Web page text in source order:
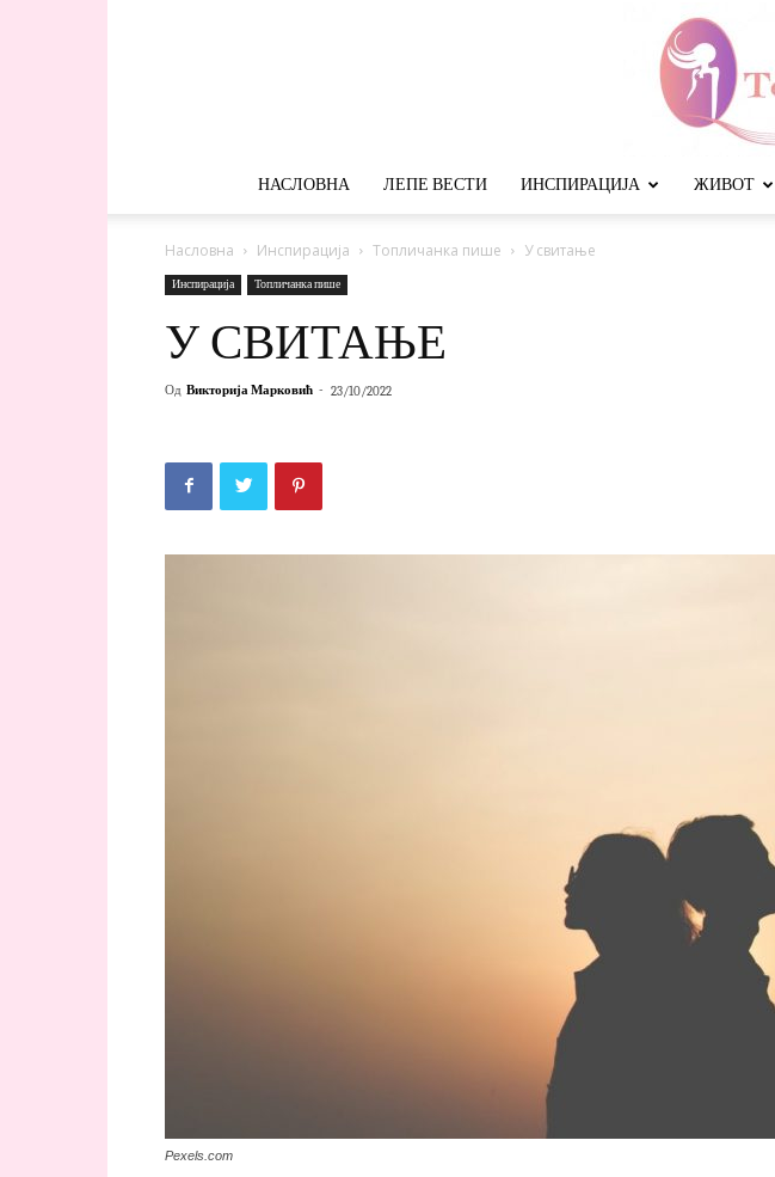
НАСЛОВНА ЛЕПЕ ВЕСТИ ИНСПИРАЦИЈА ЖИВОТ
Насловна Инспирација Топличанка пише У свитање
Инспирација Топличанка пише
У СВИТАЊЕ
Од Викторија Марковић - 23/10/2022
Pexels.com